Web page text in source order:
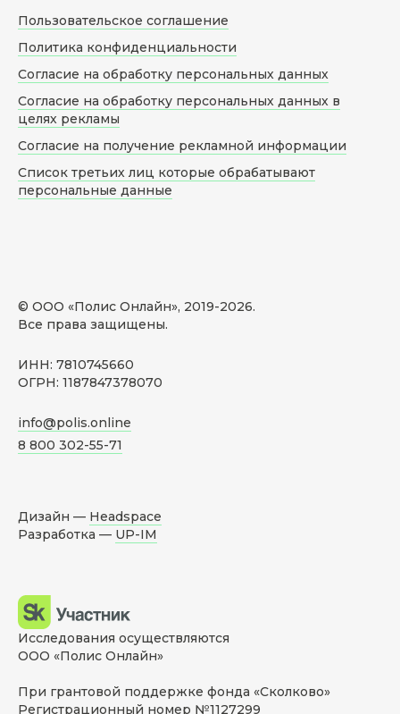
© ООО «Полис Онлайн», 2019-2026.
Все права защищены.
ИНН: 7810745660
ОГРН: 1187847378070
info@polis.online
8 800 302-55-71
Пользовательское соглашение
Политика конфиденциальности
Согласие на обработку персональных данных
Согласие на обработку персональных данных в
целях рекламы
Согласие на получение рекламной информации
Список третьих лиц которые обрабатывают
персональные данные
Дизайн — Headspace
Разработка — UP-IM
Исследования осуществляются
ООО «Полис Онлайн»
При грантовой поддержке фонда «Сколково»
Регистрационный номер №1127299